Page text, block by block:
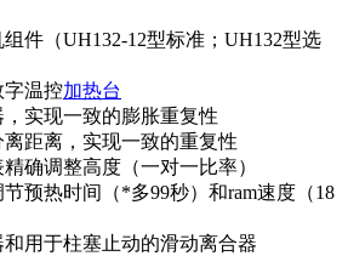
件（UH132-12型标准；UH132型选
字温控加热台
实现一致的膨胀重复性
距离，实现一致的重复性
确调整高度（一对一比率）
预热时间（*多99秒）和ram速度（18
用于柱塞止动的滑动离合器